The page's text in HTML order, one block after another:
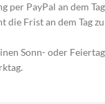
per PayPal an dem
Frist an dem Tag
Sonn- oder